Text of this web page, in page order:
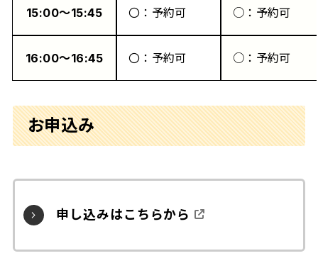
15:00～15:45 〇：予約可 ○：予約可
16:00～16:45 〇：予約可 ○：予約可
お申込み
申し込みはこちらから